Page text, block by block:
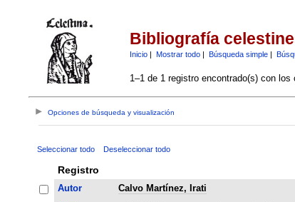
Bibliografía
Inicio| Mostrar todo| Búsqueda simple|
1–1 de 1 registro encontrado(s) con
Opciones de búsqueda y visualización
Seleccionar todo Deseleccionar todo
Registro
Autor
Calvo Martínez, Irati